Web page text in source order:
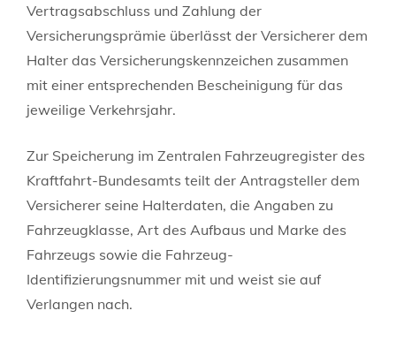
Vertragsabschluss und Zahlung der
Versicherungsprämie überlässt der Versicherer dem
Halter das Versicherungskennzeichen zusammen
mit einer entsprechenden Bescheinigung für das
jeweilige Verkehrsjahr.
Zur Speicherung im Zentralen Fahrzeugregister des
Kraftfahrt-Bundesamts teilt der Antragsteller dem
Versicherer seine Halterdaten, die Angaben zu
Fahrzeugklasse, Art des Aufbaus und Marke des
Fahrzeugs sowie die Fahrzeug-
Identifizierungsnummer mit und weist sie auf
Verlangen nach.